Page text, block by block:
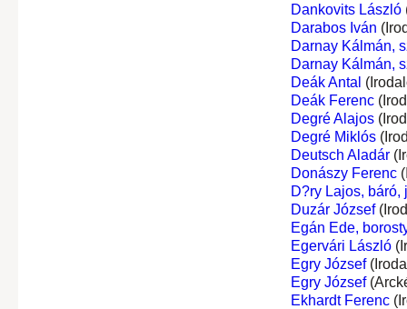
Dankovits László
Darabos Iván
Darnay Kálmán,
Darnay Kálmán,
Deák Antal
Deák Ferenc
Degré Alajos
Degré Miklós
Deutsch Aladár
Donászy Ferenc
D?ry Lajos, báró,
Duzár József
Egán Ede,
Egervári László
Egry József
Egry József
Ekhardt Ferenc